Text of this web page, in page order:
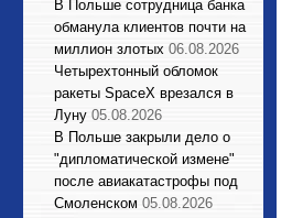
В Польше сотрудница банка
обманула клиентов почти на
миллион злотых 06.08.2026
Четырехтонный обломок
ракеты SpaceX врезался в
Луну 05.08.2026
В Польше закрыли дело о
"дипломатической измене"
после авиакатастрофы под
Смоленском 05.08.2026